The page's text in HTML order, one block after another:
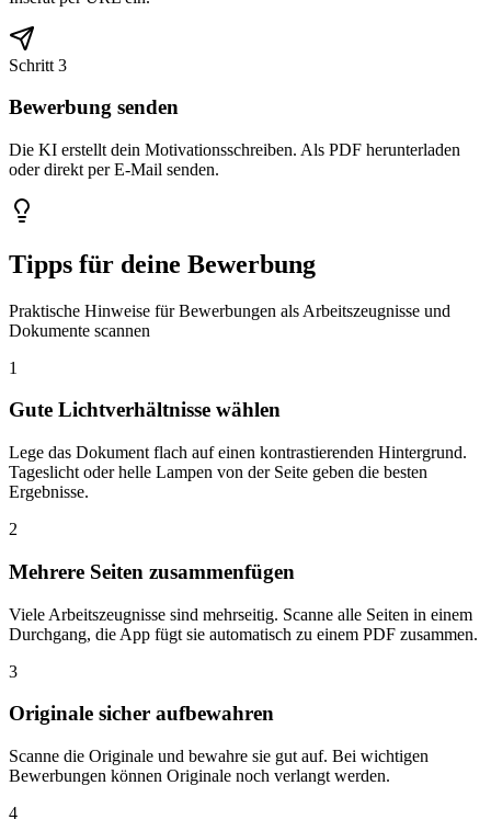
Schritt 3
Bewerbung senden
Die KI erstellt dein Motivationsschreiben. Als PDF herunterladen
oder direkt per E-Mail senden.
Tipps für deine Bewerbung
Praktische Hinweise für Bewerbungen als Arbeitszeugnisse und
Dokumente scannen
1
Gute Lichtverhältnisse wählen
Lege das Dokument flach auf einen kontrastierenden Hintergrund.
Tageslicht oder helle Lampen von der Seite geben die besten
Ergebnisse.
2
Mehrere Seiten zusammenfügen
Viele Arbeitszeugnisse sind mehrseitig. Scanne alle Seiten in einem
Durchgang, die App fügt sie automatisch zu einem PDF zusammen.
3
Originale sicher aufbewahren
Scanne die Originale und bewahre sie gut auf. Bei wichtigen
Bewerbungen können Originale noch verlangt werden.
4